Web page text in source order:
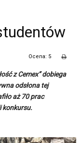
Ocena: 5
z Cemex” dobiega
odsłona tej
aż 70 prac
konkursu.